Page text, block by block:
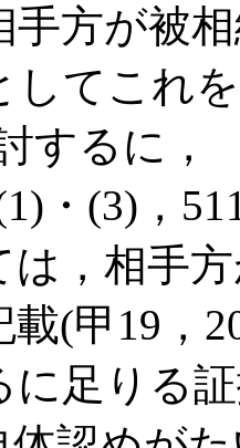
手方が被
してこれ
するに，
・(3)，
，相手
(甲19，
に足りる